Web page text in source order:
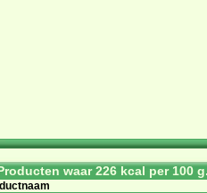
waar 226 kcal per 100